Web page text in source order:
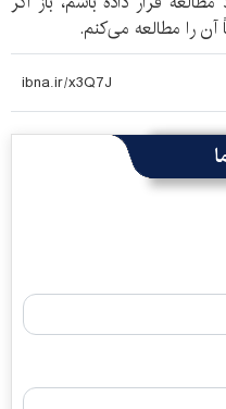
آن را مطالعه می‌کنم.